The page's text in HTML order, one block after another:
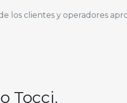
y operadores aprovechando la función de chat
Tocci,